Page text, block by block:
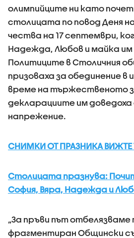
олимпийците ни като
столицата по повод Деня
чества на 17 септември,
Надежда, Любов и майка им
Политиците в Столичния
призоваха за обединение в
време на тържественото
декларациите им доведоха
напрежение.
СНИМКИ ОТ ПРАЗНИКА ВИЖТЕ
Столицата празнува:
София, Вяра, Надежда и
„За пръви път отбелязваме
фрагментиран Общински